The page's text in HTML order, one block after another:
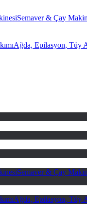
Semaver & Çay
Ağda, Epilasyon, Tüy
Semaver & Çay
Ağda, Epilasyon, Tüy